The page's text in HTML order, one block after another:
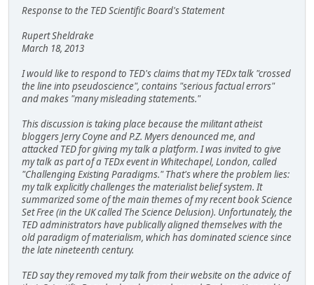
Response to the TED Scientific Board's Statement
Rupert Sheldrake
March 18, 2013
I would like to respond to TED's claims that my TEDx talk "crossed
the line into pseudoscience", contains "serious factual errors"
and makes "many misleading statements."
This discussion is taking place because the militant atheist
bloggers Jerry Coyne and P.Z. Myers denounced me, and
attacked TED for giving my talk a platform. I was invited to give
my talk as part of a TEDx event in Whitechapel, London, called
"Challenging Existing Paradigms." That's where the problem lies:
my talk explicitly challenges the materialist belief system. It
summarized some of the main themes of my recent book Science
Set Free (in the UK called The Science Delusion). Unfortunately, the
TED administrators have publically aligned themselves with the
old paradigm of materialism, which has dominated science since
the late nineteenth century.
TED say they removed my talk from their website on the advice of